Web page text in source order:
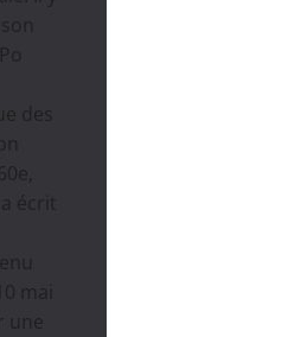
des
écrit
mai
une